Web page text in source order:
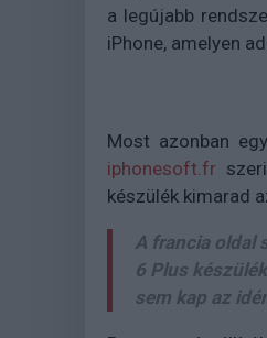
a legújabb
iPhone, amelyen
Most azonban
iphonesoft.fr
készülék kimarad
A francia oldal
6 Plus
sem kap az